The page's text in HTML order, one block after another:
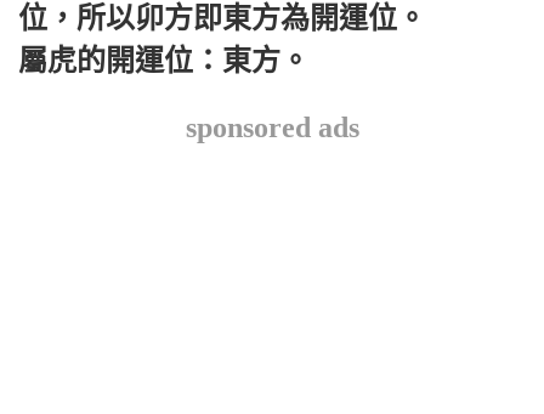
位，所以卯方即東方為開運位。
屬虎的開運位：東方。
sponsored ads